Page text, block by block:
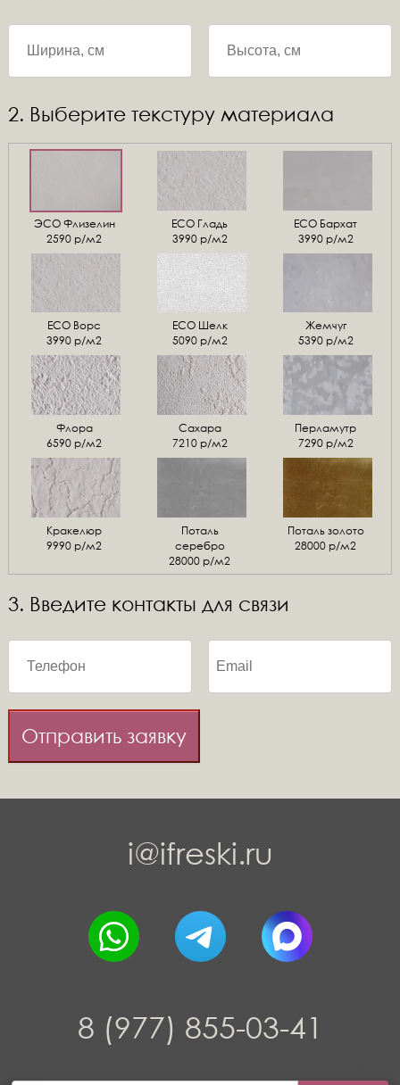
2. Выберите текстуру материала
ЭСО Флизелин
2590 р/м2
ЕСО Гладь
3990 р/м2
ECO Бархат
3990 р/м2
ЕСО Ворс
3990 р/м2
ЕСО Шелк
5090 р/м2
Жемчуг
5390 р/м2
Флора
6590 р/м2
Сахара
7210 р/м2
Перламутр
7290 р/м2
Кракелюр
9990 р/м2
Поталь
серебро
28000 р/м2
Поталь золото
28000 р/м2
3. Введите контакты для связи
Отправить заявку
i@ifreski.ru
8 (977) 855-03-41